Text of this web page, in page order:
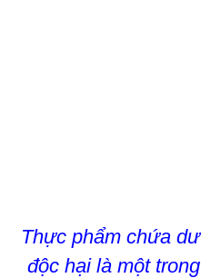
Thực phẩm chứa
độc hại là một